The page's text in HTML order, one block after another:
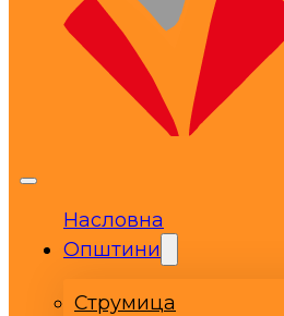
Насловна
Општини
Струмица